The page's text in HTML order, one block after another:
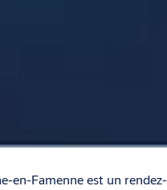
en-Famenne est un